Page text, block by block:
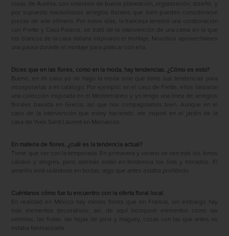
rosas de Aurelia, son sinónimo de buena planeación, organización, diseño, y
por supuesto maravillosos arreglos florales que bien pueden considerarse
piezas de arte efímero. Por estos días, la francesa terminó una colaboración
con Frette y Casa Palacio, se trató de la intervención de una cama en la que
los blancos de la casa italiana inspiraron el montaje. Nosotros aprovechamos
una pausa durante el montaje para platicar con ella.
Dices que en las flores, como en la moda, hay tendencias. ¿Cómo es esto?
Bueno, en mi caso yo no hago la moda sino que tomo sus tendencias para
incorporarlas a mi catálogo. Por ejemplo: en el caso de Frette, ellos lanzaron
una colección inspirada en el Mediterráneo y yo tengo una línea de arreglos
florales basada en Grecia, así que nos compaginamos bien. Aunque en el
caso de la intervención que estoy haciendo, me inspiré en el jardín de la
casa de Yves Saint Laurent en Marruecos.
En materia de flores, ¿cuál es la tendencia actual?
Tiene que ver con la temporada. En primavera y verano se ven más los tonos
cálidos y alegres, pero además están en tendencia los lilas y morados. El
amarillo está usándose en bodas, algo que antes estaba prohibido.
Cuéntanos cómo fue tu encuentro con la oferta floral local.
En realidad en México hay menos flores que en Francia, sin embargo hay
más elementos decorativos; así, de aquí incorporé elementos como las
semillas, las frutas, las hojas de pirul y maguey, cosas con las que antes no
estaba familiarizada.